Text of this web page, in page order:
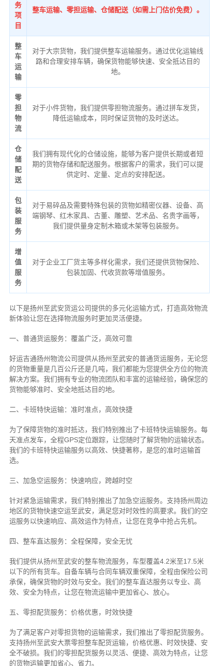
务
项
目
整车运输、零担运输、仓储配送（如需上门估价免费）。
整
车
运
输
对于大宗货物，我们提供整车运输服务。通过优化运输线
路和合理安排车辆，确保货物能够快速、安全抵达目的
地。
零
担
物
流
对于小件货物，我们提供零担物流服务。通过拼车发货，
降低运输成本，同时保证货物的及时送达。
仓
储
配
送
我们拥有现代化的仓储设施，能够为客户提供长期或者短
期的货物存储和配送服务。根据客户的需求，我们可以提
供定时、定量、定点的安排配送。
包
装
服
务
对于易碎品及需要特殊包装的货物如精密仪器、设备、高
端钢琴、红木家具、古董、雕塑、艺术品、名贵字画等，
我们提供量身定制木箱或木架等包装服务。
增
值
服
务
对于企业工厂货主等多样化需求，我们还提供货物保险、
包装加固、代收货款等增值服务。
以下是扬州至武安货运公司提供的多元化运输方式，打造高效物流
新体验让您在选择物流服务时更加灵活便捷。
一、普通货运服务：覆盖广泛，高效可靠
好运吉通扬州物流公司提供从扬州至武安的普通货运服务，无论您
的货物重量是几百公斤还是几吨，我们都能为您提供全方位的物流
解决方案。我们拥有专业的物流团队和丰富的运输经验，确保您的
货物能够准时、安全地抵达目的地。
二、卡班特快运输：准时准点，高效快捷
为了保障货物的准时抵达，我们特别推出了卡班特快运输服务。每
天准点发车，全程GPS定位跟踪，让您随时了解货物的运输状态。
我们的卡班特快运输服务以高效、快捷著称，是您的准时运输首
选。
三、加急空运服务：快速响应，跨越时空
针对紧急运输需求，我们特别推出了加急空运服务。支持扬州周边
地区的货物快速空运至武安，满足您对时效性的高要求。我们的空
运服务以快速响应、高效运作为特点，让您在竞争中抢占先机。
四、整车直达服务：全程保障，安全无忧
我们提供从扬州至武安的整车物流服务，车型覆盖4.2米至17.5米
以下的所有货车。自备车辆与合同车辆双重保障，全程由保险公司
承保，确保货物的时效与安全。我们的整车直达服务以专业、高
效、安全为特点，让您在物流运输中更加省心、放心。
五、零担配货服务：价格优惠，时效快捷
为了满足客户对零担货物的运输需求，我们推出了零担配货服务。
支持扬州至武安大票零担整车配货运输，价格优惠、时效快捷、安
全不破损。我们的零担配货服务以灵活、便捷、高效为特点，让您
的货物运输更加省心、省力。